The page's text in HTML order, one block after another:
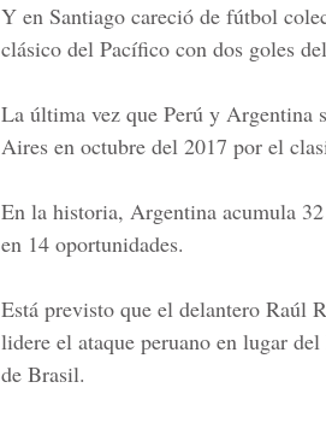
Y en Santiago careció de fútbol
clásico del Pacífico con dos goles
La última vez que Perú y Argentina
Aires en octubre del 2017 por el
En la historia, Argentina acumula
en 14 oportunidades.
Está previsto que el delantero Raúl
lidere el ataque peruano en lugar
de Brasil.